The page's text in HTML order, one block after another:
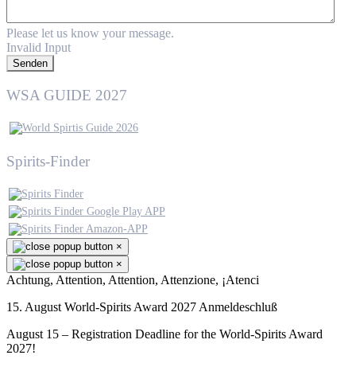
Please let us know your message.
Invalid Input
Senden
WSA GUIDE 2027
Spirits-Finder
×
×
Achtung, Attention, Attention, Attenzione, ¡Atenci
15. August World-Spirits Award 2027 Anmeldeschluß
August 15 – Registration Deadline for the World-Spirits Award
2027!